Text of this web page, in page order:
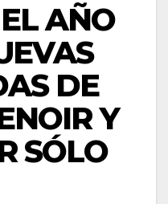
AÑO
DE
Y
SÓLO